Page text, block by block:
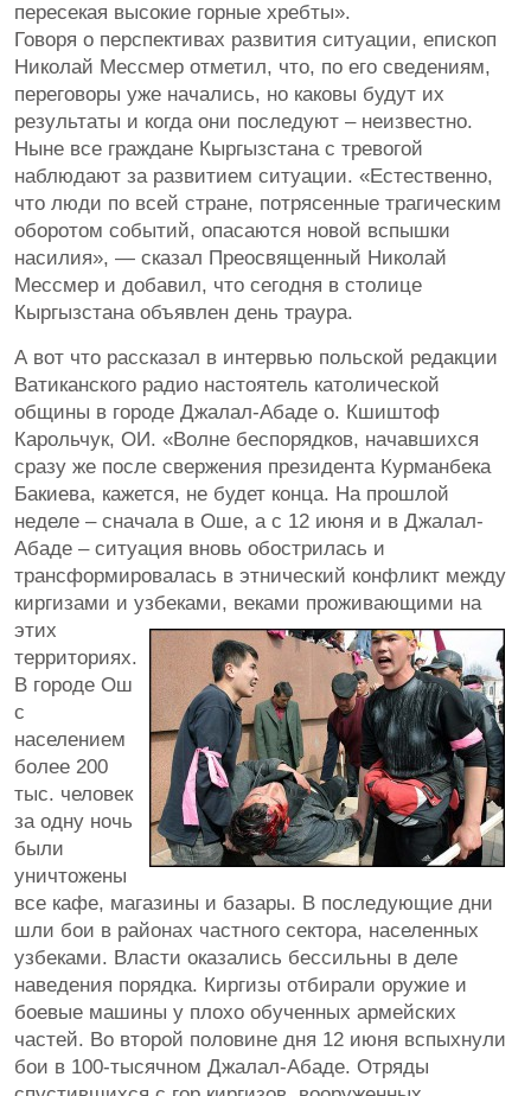
пересекая высокие горные хребты».
Говоря о перспективах развития ситуации, епископ
Николай Мессмер отметил, что, по его сведениям,
переговоры уже начались, но каковы будут их
результаты и когда они последуют – неизвестно.
Ныне все граждане Кыргызстана с тревогой
наблюдают за развитием ситуации. «Естественно,
что люди по всей стране, потрясенные трагическим
оборотом событий, опасаются новой вспышки
насилия», — сказал Преосвященный Николай
Мессмер и добавил, что сегодня в столице
Кыргызстана объявлен день траура.
А вот что рассказал в интервью польской редакции
Ватиканского радио настоятель католической
общины в городе Джалал-Абаде о. Кшиштоф
Карольчук, ОИ. «Волне беспорядков, начавшихся
сразу же после свержения президента Курманбека
Бакиева, кажется, не будет конца. На прошлой
неделе – сначала в Оше, а с 12 июня и в Джалал-
Абаде – ситуация вновь обострилась и
трансформировалась в этнический конфликт между
киргизами и узбеками, веками проживающими на
этих
территориях.
В городе Ош
с
населением
более 200
тыс. человек
за одну ночь
были
уничтожены
все кафе, магазины и базары. В последующие дни
шли бои в районах частного сектора, населенных
узбеками. Власти оказались бессильны в деле
наведения порядка. Киргизы отбирали оружие и
боевые машины у плохо обученных армейских
частей. Во второй половине дня 12 июня вспыхнули
бои в 100-тысячном Джалал-Абаде. Отряды